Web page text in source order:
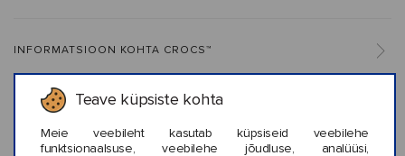
Teave küpsiste kohta
Meie veebileht kasutab küpsiseid veebilehe
funktsionaalsuse, veebilehe jõudluse, analüüsi,
INFORMATSIOON KOHTA CROCS™
KLIENTIDE ARVUSTUSED (0)